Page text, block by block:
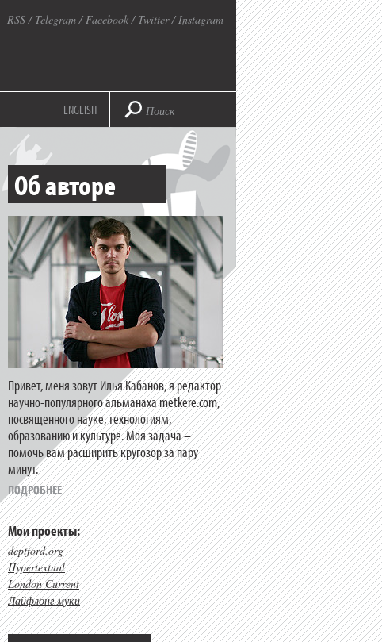
RSS/ Telegram/Facebook/ Twitter/Instagram
ENGLISH
Об авторе
Привет, меня зовут Илья Кабанов, я редактор
научно-популярного альманаха metkere.com,
посвященного науке, технологиям,
образованию и культуре. Моя задача –
помочь вам расширить кругозор за пару
минут.
ПОДРОБНЕЕ
Мои проекты:
deptford.org
Hypertextual
London Current
Лайфлонг муки